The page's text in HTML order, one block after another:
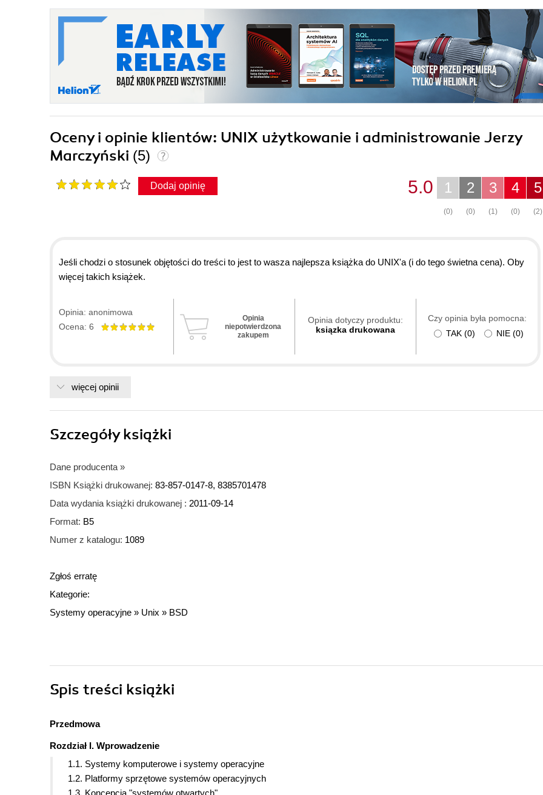
Oceny i opinie klientów: UNIX użytkowanie i administrowanie Jerzy
Marczyński (5)
Dodaj opinię 5
(2)
4
(0)
3
(1)
2
(0)
1
(0)
5.0
Jeśli chodzi o stosunek objętości do treści to jest to wasza najlepsza książka do UNIX'a (i do tego świetna cena). Oby
więcej takich książek.
Opinia: anonimowa
Ocena: 6
Opinia
niepotwierdzona
zakupem
Opinia dotyczy produktu:
ksiązka drukowana
Czy opinia była pomocna:
TAK (0) NIE (0)
więcej opinii
Szczegółyksiążki
Dane producenta »
ISBN Książki drukowanej: 83-857-0147-8, 8385701478
Data wydania książki drukowanej : 2011-09-14
Format: B5
Numer z katalogu: 1089
Zgłoś erratę
Kategorie:
Systemy operacyjne » Unix » BSD
Spis treści książki
Przedmowa
Rozdział I. Wprowadzenie
1.1. Systemy komputerowe i systemy operacyjne
1.2. Platformy sprzętowe systemów operacyjnych